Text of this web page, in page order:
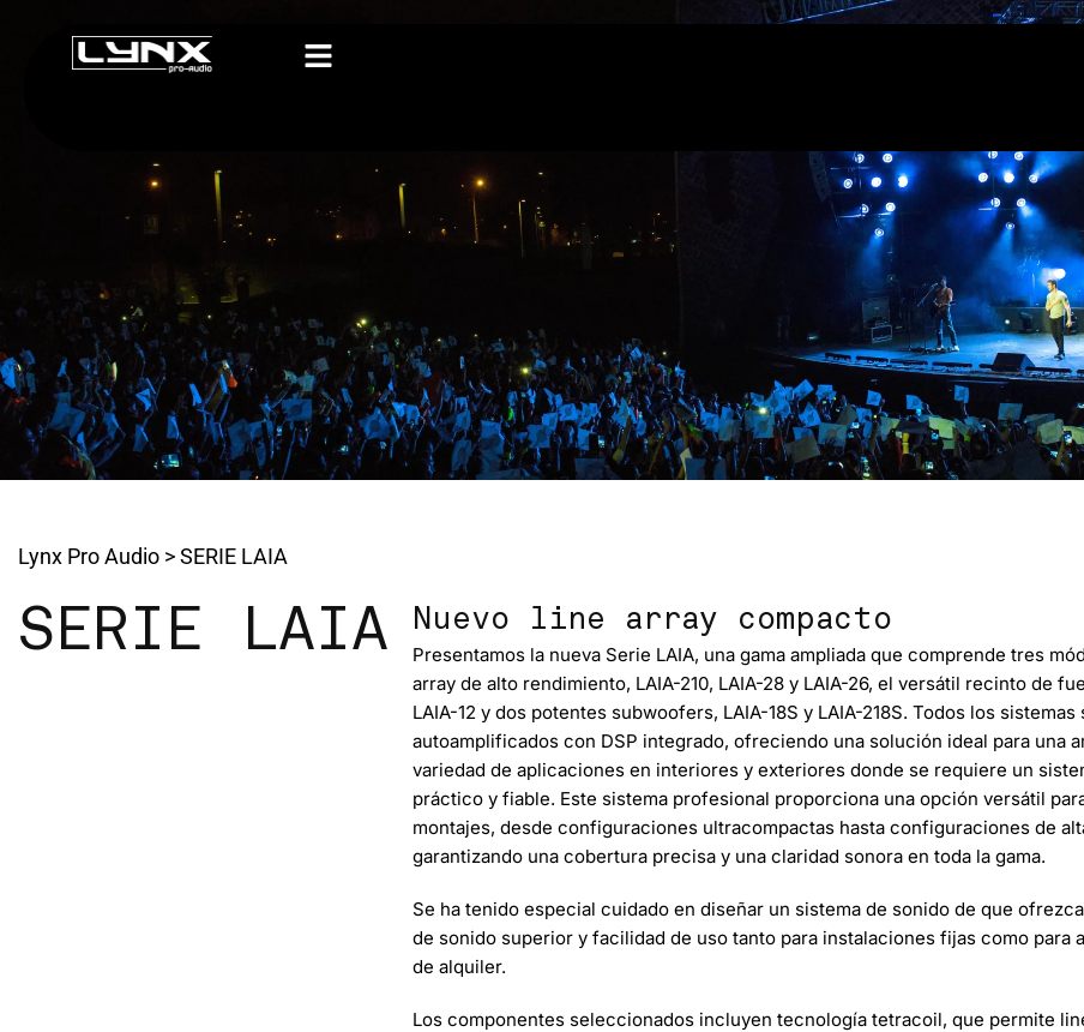
Lynx Pro Audio >SERIE LAIA
SERIE LAIA Nuevo line array compacto
Presentamos la nuevaSerie LAIA, una gama ampliada que comprende tres
array de alto rendimiento, LAIA-210, LAIA-28 y LAIA-26, el versátil recinto de
LAIA-12 y dos potentes subwoofers, LAIA-18S y LAIA-218S. Todos los sistemas
autoamplificados con DSP integrado, ofreciendo una solución ideal para una
variedad de aplicaciones en interiores y exteriores donde se requiere un
práctico y fiable. Este sistema profesional proporciona una opción versátil
montajes, desde configuraciones ultracompactas hasta configuraciones de
garantizando una cobertura precisa y una claridad sonora en toda la gama.
Se ha tenido especial cuidado en diseñar un sistema de sonido de que
de sonido superior y facilidad de uso tanto para instalaciones fijas como para
de alquiler.
Los componentes seleccionados incluyen tecnología tetracoil, que permite